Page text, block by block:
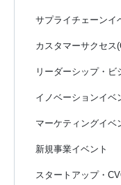
サプライチェーンイ
カスタマーサクセス
リーダーシップ・ビ
イノベーションイベ
マーケティングイベ
新規事業イベント
スタートアップ・